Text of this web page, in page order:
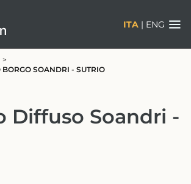
ITA | ENG
SOANDRI - SUTRIO
Diffuso Soandri -